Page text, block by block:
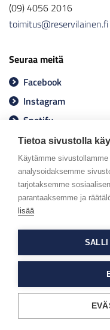
Tietoa sivustolla
Käytämme
analysoidaksemme
tarjotaksemme
parantaaksemme ja
lisää
SALLI
(09) 4056 2016
toimitus@reservilainen.fi
Seuraa meitä
Facebook
Instagram
Spotify